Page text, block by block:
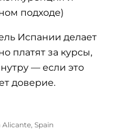
подходе)
Испании делает
платят за курсы,
— если это
доверие.
Spain